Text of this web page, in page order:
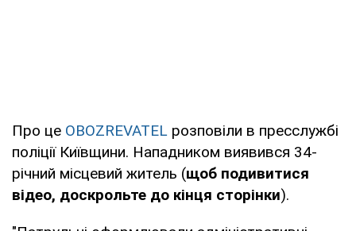
Про це OBOZREVATEL розповіли в пресслужбі
поліції Київщини. Нападником виявився 34-
річний місцевий житель (щоб подивитися
відео, доскрольте до кінця сторінки).